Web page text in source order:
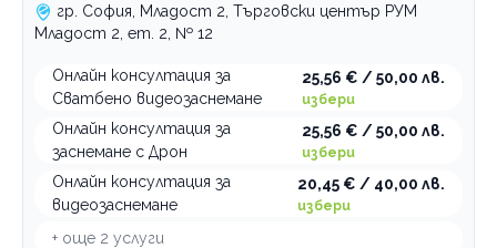
гр. София, Младост 2, Търговски център РУМ
Младост 2, ет. 2, № 12
Онлайн консултация за
Сватбено видеозаснемане
25,56 € / 50,00 лв.
избери
Онлайн консултация за
заснемане с Дрон
25,56 € / 50,00 лв.
избери
Онлайн консултация за
видеозаснемане
20,45 € / 40,00 лв.
избери
+ още 2 услуги